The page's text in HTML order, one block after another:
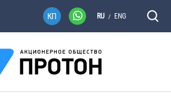
RU / ENG